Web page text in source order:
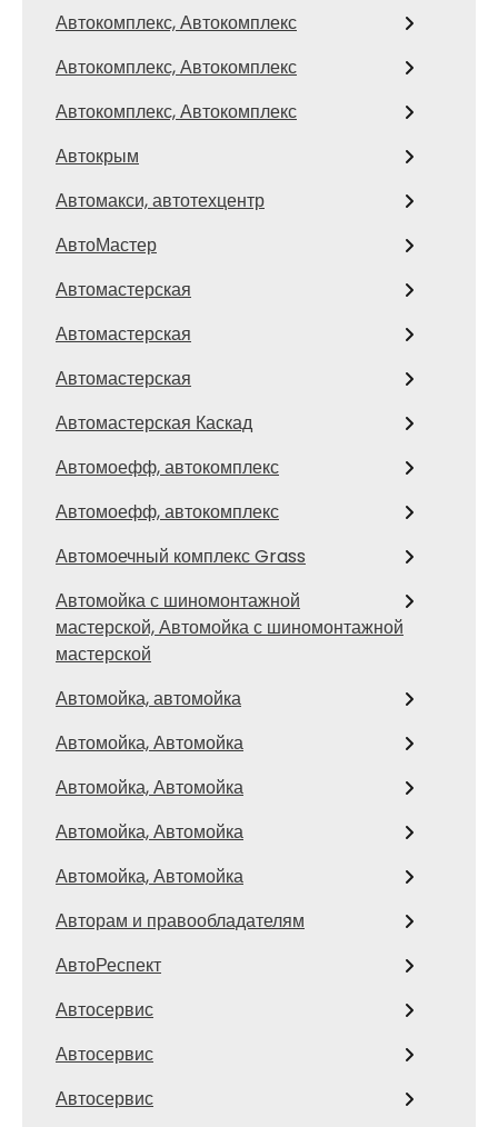
Автокомплекс, Автокомплекс
Автокомплекс, Автокомплекс
Автокомплекс, Автокомплекс
Автокрым
Автомакси, автотехцентр
АвтоМастер
Автомастерская
Автомастерская
Автомастерская
Автомастерская Каскад
Автомоефф, автокомплекс
Автомоефф, автокомплекс
Автомоечный комплекс Grass
Автомойка с шиномонтажной
мастерской, Автомойка с шиномонтажной
мастерской
Автомойка, автомойка
Автомойка, Автомойка
Автомойка, Автомойка
Автомойка, Автомойка
Автомойка, Автомойка
Авторам и правообладателям
АвтоРеспект
Автосервис
Автосервис
Автосервис